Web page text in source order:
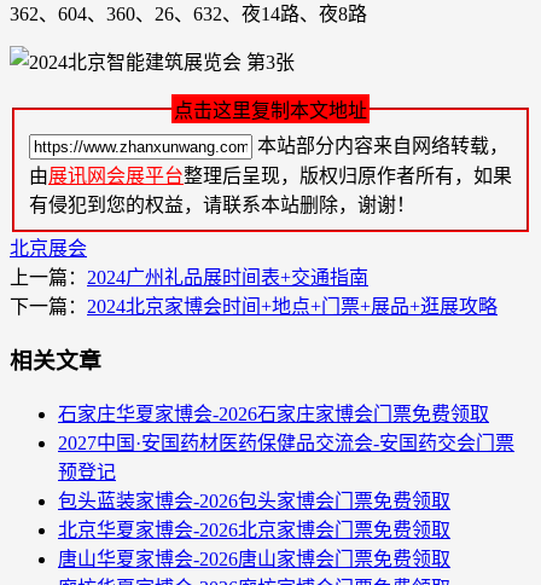
362、604、360、26、632、夜14路、夜8路
点击这里复制本文地址
本站部分内容来自网络转载，
由展讯网会展平台整理后呈现，版权归原作者所有，如果
有侵犯到您的权益，请联系本站删除，谢谢！
北京展会
上一篇： 2024广州礼品展时间表+交通指南
下一篇： 2024北京家博会时间+地点+门票+展品+逛展攻略
相关文章
石家庄华夏家博会-2026石家庄家博会门票免费领取
2027中国·安国药材医药保健品交流会-安国药交会门票
预登记
包头蓝装家博会-2026包头家博会门票免费领取
北京华夏家博会-2026北京家博会门票免费领取
唐山华夏家博会-2026唐山家博会门票免费领取